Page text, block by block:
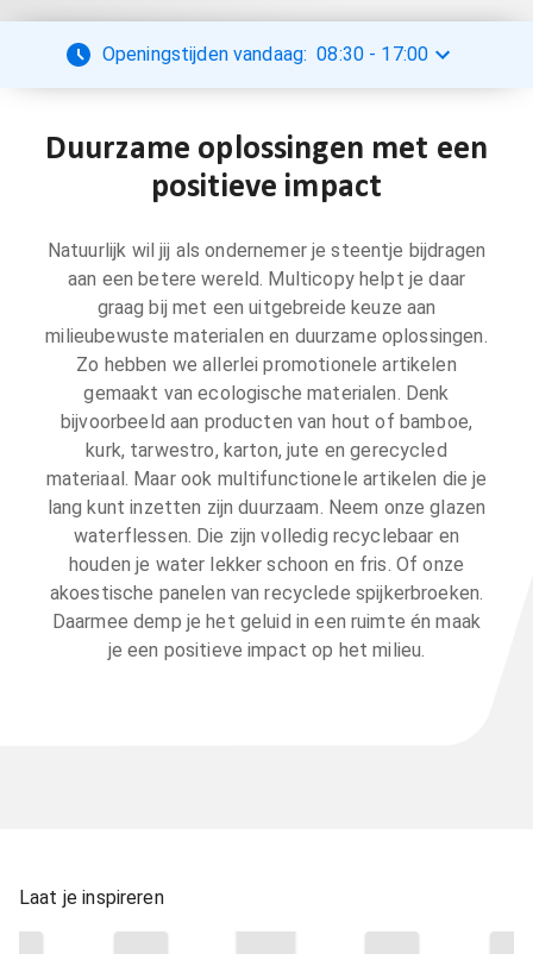
Openingstijden vandaag: 08:30 - 17:00
Duurzame oplossingen met een
positieve impact
Natuurlijk wil jij als ondernemer je steentje bijdragen
aan een betere wereld. Multicopy helpt je daar
graag bij met een uitgebreide keuze aan
milieubewuste materialen en duurzame oplossingen.
Zo hebben we allerlei promotionele artikelen
gemaakt van ecologische materialen. Denk
bijvoorbeeld aan producten van hout of bamboe,
kurk, tarwestro, karton, jute en gerecycled
materiaal. Maar ook multifunctionele artikelen die je
lang kunt inzetten zijn duurzaam. Neem onze glazen
waterflessen. Die zijn volledig recyclebaar en
houden je water lekker schoon en fris. Of onze
akoestische panelen van recyclede spijkerbroeken.
Daarmee demp je het geluid in een ruimte én maak
je een positieve impact op het milieu.
Laat je inspireren